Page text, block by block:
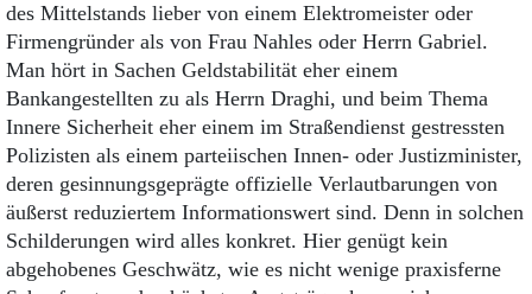
des Mittelstands lieber von einem Elektromeister oder
Firmengründer als von Frau Nahles oder Herrn Gabriel.
Man hört in Sachen Geldstabilität eher einem
Bankangestellten zu als Herrn Draghi, und beim Thema
Innere Sicherheit eher einem im Straßendienst gestressten
Polizisten als einem parteiischen Innen- oder Justizminister,
deren gesinnungsgeprägte offizielle Verlautbarungen von
äußerst reduziertem Informationswert sind. Denn in solchen
Schilderungen wird alles konkret. Hier genügt kein
abgehobenes Geschwätz, wie es nicht wenige praxisferne